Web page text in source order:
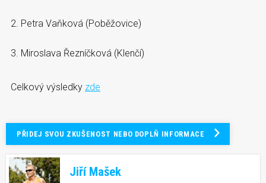
2. Petra Vaňková (Poběžovice)
3. Miroslava Řezníčková (Klenčí)
Celkový výsledky zde
PŘIDEJ SVOU ZKUŠENOST NEBO DOPLŇ INFORMACE
Jiří Mašek